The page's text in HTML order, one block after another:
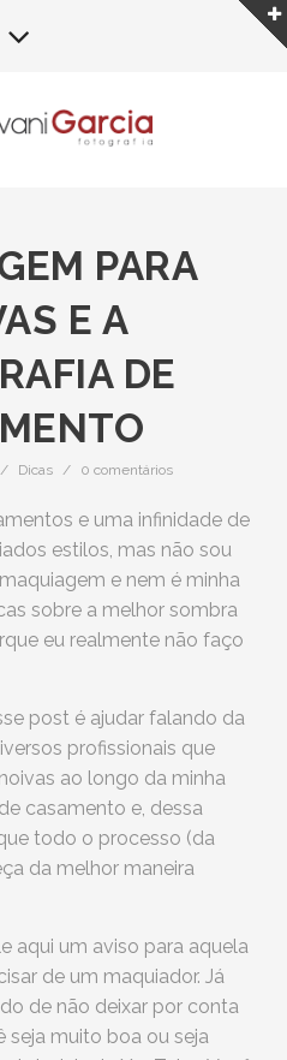
PARA
E A
DE
/ Dicas / 0 comentários
e uma infinidade de
estilos, mas não sou
e nem é minha
sobre a melhor sombra
eu realmente não faço
post é ajudar falando da
profissionais que
ao longo da minha
casamento e, dessa
todo o processo (da
da melhor maneira
aqui um aviso para aquela
de um maquiador. Já
de não deixar por conta
seja muito boa ou seja